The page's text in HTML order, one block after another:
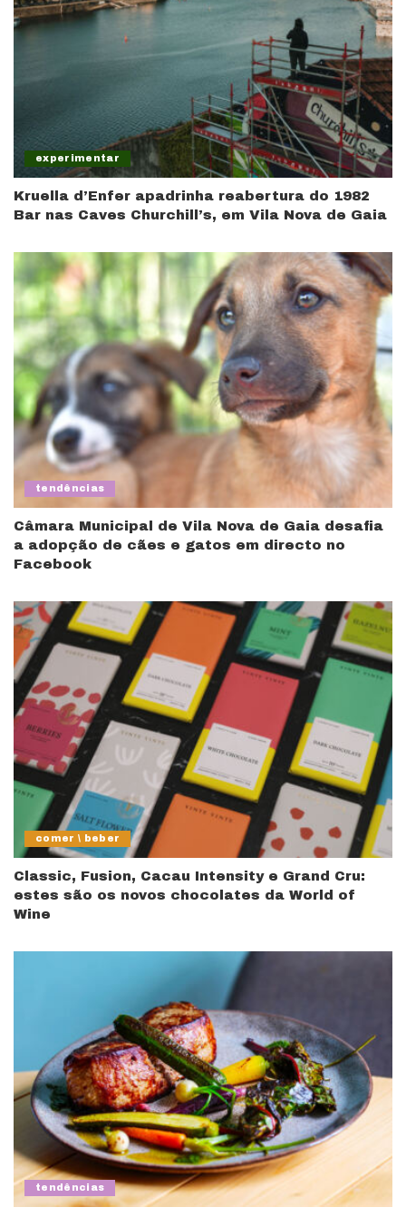
experimentar
Kruella d’Enfer apadrinha reabertura do 1982
Bar nas Caves Churchill’s, em Vila Nova de Gaia
tendências
Câmara Municipal de Vila Nova de Gaia desafia
a adopção de cães e gatos em directo no
Facebook
comer \ beber
Classic, Fusion, Cacau Intensity e Grand Cru:
estes são os novos chocolates da World of
Wine
tendências